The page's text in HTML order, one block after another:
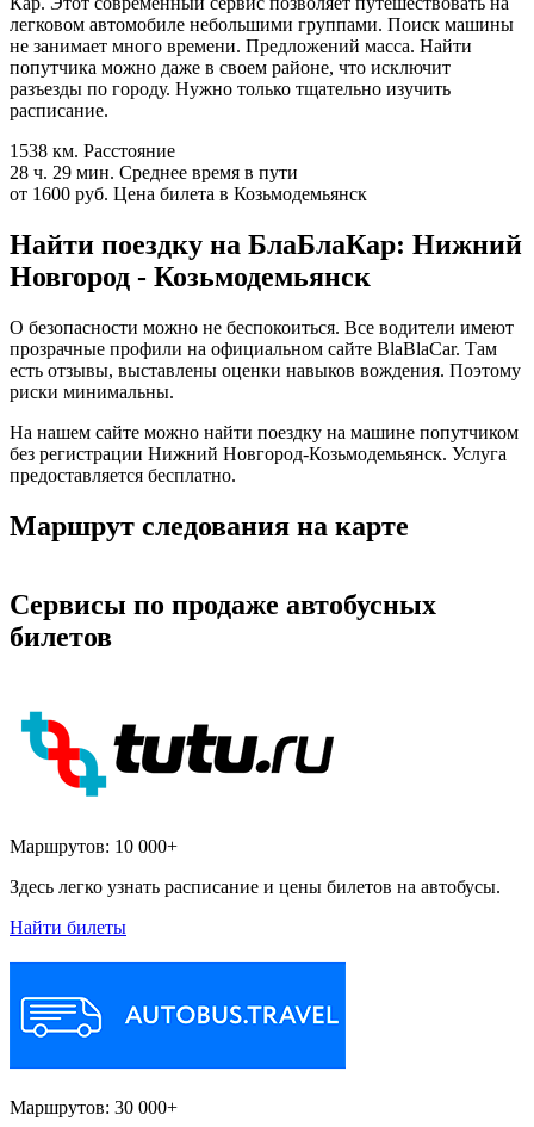
легковом автомобиле небольшими группами. Поиск машины
не занимает много времени. Предложений масса. Найти
попутчика можно даже в своем районе, что исключит
разъезды по городу. Нужно только тщательно изучить
расписание.
1538 км. Расстояние
28 ч. 29 мин. Среднее время в пути
от 1600 руб. Цена билета в Козьмодемьянск
Найти поездку на БлаБлаКар: Нижний
Новгород - Козьмодемьянск
О безопасности можно не беспокоиться. Все водители имеют
прозрачные профили на официальном сайте BlaBlaCar. Там
есть отзывы, выставлены оценки навыков вождения. Поэтому
риски минимальны.
На нашем сайте можно найти поездку на машине попутчиком
без регистрации Нижний Новгород-Козьмодемьянск. Услуга
предоставляется бесплатно.
Маршрут следования на карте
Сервисы по продаже автобусных
билетов
Маршрутов: 10 000+
Здесь легко узнать расписание и цены билетов на автобусы.
Найти билеты
Маршрутов: 30 000+